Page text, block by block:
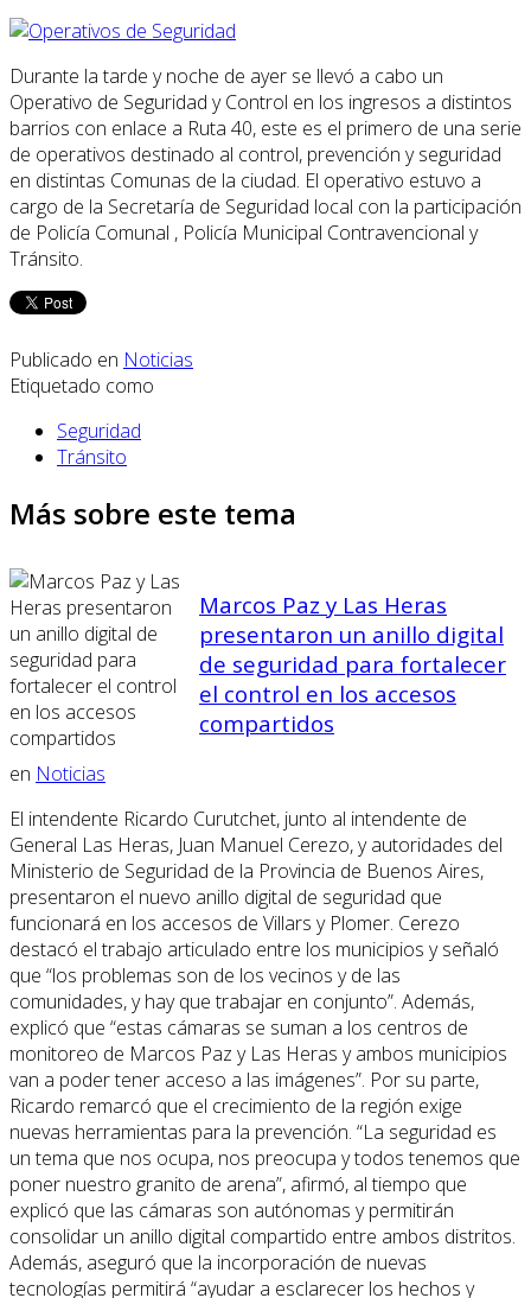
Durante la tarde y noche de ayer se llevó a cabo un
Operativo de Seguridad y Control en los ingresos a distintos
barrios con enlace a Ruta 40, este es el primero de una serie
de operativos destinado al control, prevención y seguridad
en distintas Comunas de la ciudad. El operativo estuvo a
cargo de la Secretaría de Seguridad local con la participación
de Policía Comunal , Policía Municipal Contravencional y
Tránsito.
Publicado en Noticias
Etiquetado como
Seguridad
Tránsito
Más sobre este tema
Marcos Paz y Las Heras
presentaron un anillo digital
de seguridad para fortalecer
el control en los accesos
compartidos
en Noticias
El intendente Ricardo Curutchet, junto al intendente de
General Las Heras, Juan Manuel Cerezo, y autoridades del
Ministerio de Seguridad de la Provincia de Buenos Aires,
presentaron el nuevo anillo digital de seguridad que
funcionará en los accesos de Villars y Plomer. Cerezo
destacó el trabajo articulado entre los municipios y señaló
que “los problemas son de los vecinos y de las
comunidades, y hay que trabajar en conjunto”. Además,
explicó que “estas cámaras se suman a los centros de
monitoreo de Marcos Paz y Las Heras y ambos municipios
van a poder tener acceso a las imágenes”. Por su parte,
Ricardo remarcó que el crecimiento de la región exige
nuevas herramientas para la prevención. “La seguridad es
un tema que nos ocupa, nos preocupa y todos tenemos que
poner nuestro granito de arena”, afirmó, al tiempo que
explicó que las cámaras son autónomas y permitirán
consolidar un anillo digital compartido entre ambos distritos.
Además, aseguró que la incorporación de nuevas
tecnologías permitirá “ayudar a esclarecer los hechos y